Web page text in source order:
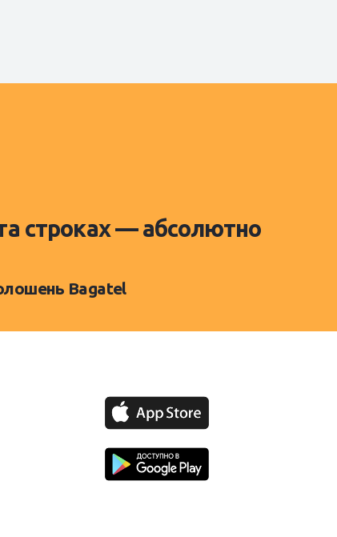
строках — абсолютно
Bagatel